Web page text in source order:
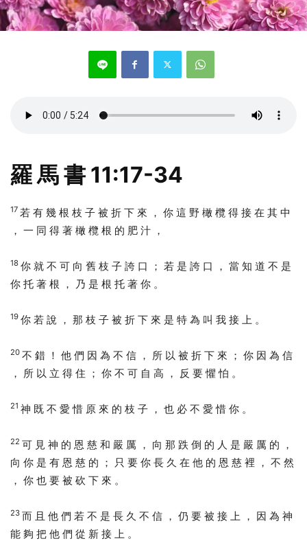
羅 馬 書 11:17-34
17 若 有 幾 根 枝 子 被 折 下 來 ， 你 這 野 橄 欖 得 接 在 其 中
， 一 同 得 著 橄 欖 根 的 肥 汁 ，
18 你 就 不 可 向 舊 枝 子 誇 口 ； 若 是 誇 口 ， 當 知 道 不 是
你 托 著 根 ， 乃 是 根 托 著 你 。
19 你 若 說 ， 那 枝 子 被 折 下 來 是 特 為 叫 我 接 上 。
20 不 錯 ！ 他 們 因 為 不 信 ， 所 以 被 折 下 來 ； 你 因 為 信
， 所 以 立 得 住 ； 你 不 可 自 高 ， 反 要 懼 怕 。
21 神 既 不 愛 惜 原 來 的 枝 子 ， 也 必 不 愛 惜 你 。
22 可 見 神 的 恩 慈 和 嚴 厲 ， 向 那 跌 倒 的 人 是 嚴 厲 的 ，
向 你 是 有 恩 慈 的 ； 只 要 你 長 久 在 他 的 恩 慈 裡 ， 不 然
， 你 也 要 被 砍 下 來 。
23 而 且 他 們 若 不 是 長 久 不 信 ， 仍 要 被 接 上 ， 因 為 神
能 夠 把 他 們 從 新 接 上 。